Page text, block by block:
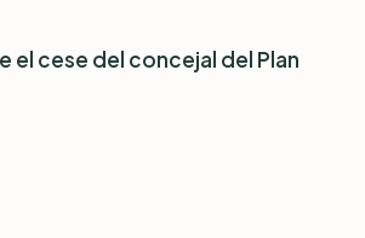
el cese del concejal del Plan